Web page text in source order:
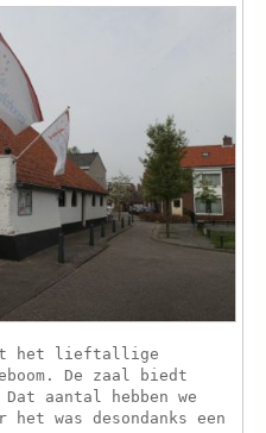
het lieftallige
De zaal biedt
aantal hebben we
was desondanks een